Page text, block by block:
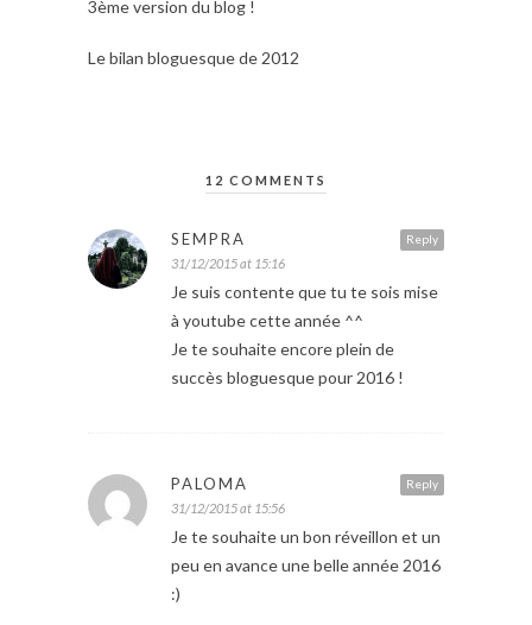
3ème version du blog !
Le bilan bloguesque de 2012
12 COMMENTS
Reply
SEMPRA
31/12/2015 at 15:16
Je suis contente que tu te sois mise
à youtube cette année ^^
Je te souhaite encore plein de
succès bloguesque pour 2016 !
Reply
PALOMA
31/12/2015 at 15:56
Je te souhaite un bon réveillon et un
peu en avance une belle année 2016
:)